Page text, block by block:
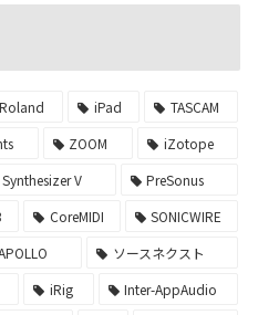
Roland iPad
TASCAM
ZOOM
iZotope
Synthesizer V
PreSonus
CoreMIDI
SONICWIRE
ソースネクスト
iRig
Inter-AppAudio